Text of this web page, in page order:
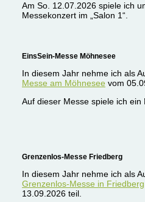
Am So. 12.07.2026 spiele ich
Messekonzert im „Salon 1“.
EinsSein-Messe Möhnesee
In diesem Jahr nehme ich als
Messe am Möhnesee vom
Auf dieser Messe spiele ich ein
Grenzenlos-Messe Friedberg
In diesem Jahr nehme ich als
Grenzenlos-Messe in Friedberg
13.09.2026 teil.